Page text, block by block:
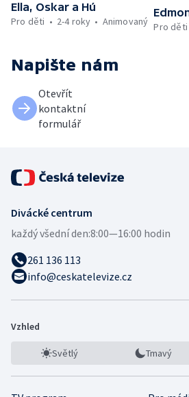
Ella, Oskar a Hú
Pro děti
2-4 roky Animovaný Pro děti
Napište nám
Otevřít
kontaktní
formulář
Divácké centrum
každý všední den:8:00—16:00 hodin
261 136 113
info@ceskatelevize.cz
Vzhled
Světlý Tmavý